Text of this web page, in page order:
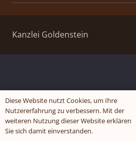
Kanzlei Goldenstein
Diese Website nutzt Cookies, um Ihre
Nutzererfahrung zu verbessern. Mit der
weiteren Nutzung dieser Website erklären
Sie sich damit einverstanden.